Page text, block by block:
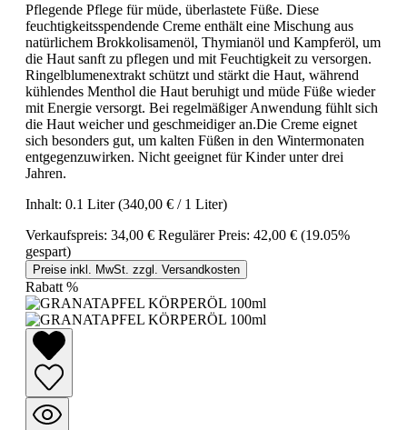
Pflegende Pflege für müde, überlastete Füße. Diese
feuchtigkeitsspendende Creme enthält eine Mischung aus
natürlichem Brokkolisamenöl, Thymianöl und Kampferöl, um
die Haut sanft zu pflegen und mit Feuchtigkeit zu versorgen.
Ringelblumenextrakt schützt und stärkt die Haut, während
kühlendes Menthol die Haut beruhigt und müde Füße wieder
mit Energie versorgt. Bei regelmäßiger Anwendung fühlt sich
die Haut weicher und geschmeidiger an.Die Creme eignet
sich besonders gut, um kalten Füßen in den Wintermonaten
entgegenzuwirken. Nicht geeignet für Kinder unter drei
Jahren.
Inhalt: 0.1 Liter(340,00 € / 1 Liter)
Verkaufspreis: 34,00 € Regulärer Preis: 42,00 € (19.05%
gespart)
Preise inkl. MwSt. zzgl. Versandkosten
Rabatt %